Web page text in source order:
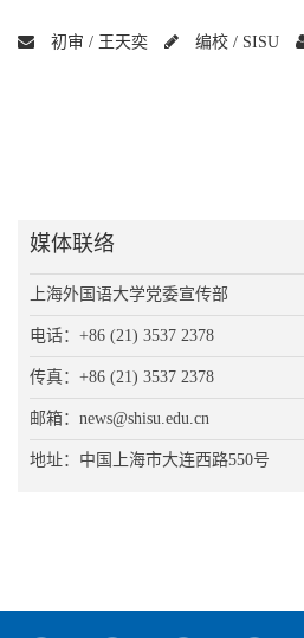
初审 / 王天奕 编校 / SISU
媒体联络
上海外国语大学党委宣传部
电话：+86 (21) 3537 2378
传真：+86 (21) 3537 2378
邮箱：news@shisu.edu.cn
地址：中国上海市大连西路550号